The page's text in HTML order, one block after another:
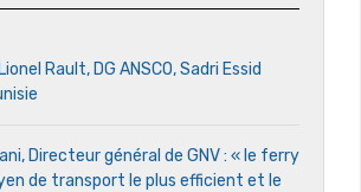
Rault, DG ANSCO, Sadri Essid
Directeur général de GNV : « le ferry
de transport le plus efficient et le